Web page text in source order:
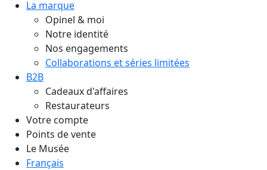
La marque
Opinel & moi
Notre identité
Nos engagements
Collaborations et séries limitées
B2B
Cadeaux d'affaires
Restaurateurs
Votre compte
Points de vente
Le Musée
Français